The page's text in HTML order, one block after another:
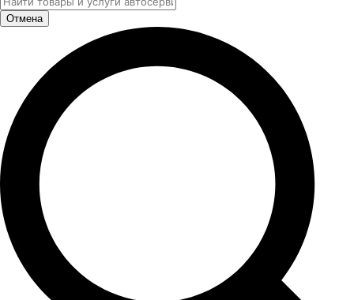
Отмена